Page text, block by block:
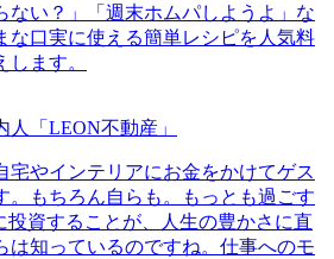
ない？」「週末ホムパしようよ」な
な口実に使える簡単レシピを人気料
ます。
人「LEON不動産」
宅やインテリアにお金をかけてゲス
。もちろん自らも。もっとも過ごす
投資することが、人生の豊かさに直
は知っているのですね。仕事へのモ